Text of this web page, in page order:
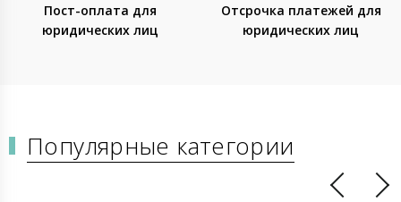
Пост-оплата для
юридических лиц
Отсрочка платежей для
юридических лиц
Популярные категории